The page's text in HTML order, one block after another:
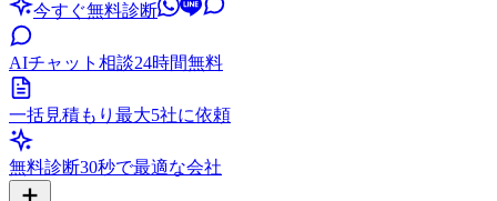
今すぐ無料診断
AIチャット相談24時間無料
一括見積もり 最大5社に依頼
無料診断30秒で最適な会社